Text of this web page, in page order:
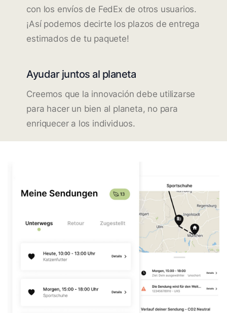
con los envíos de FedEx de otros usuarios.
¡Así podemos decirte los plazos de entrega
estimados de tu paquete!
Ayudar juntos al planeta
Creemos que la innovación debe utilizarse
para hacer un bien al planeta, no para
enriquecer a los individuos.